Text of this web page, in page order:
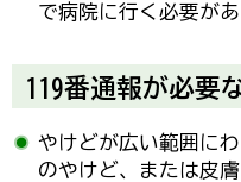
で病院に行く必要があ
119番通報が必要
やけどが広い範囲に
のやけど、または皮